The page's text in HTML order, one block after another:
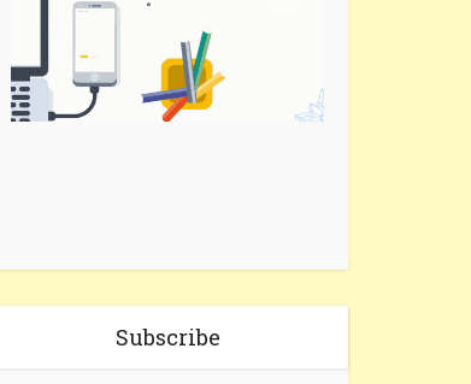
Subscribe